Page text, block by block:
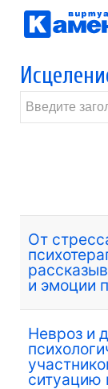
От
и эмоции
Невроз и
ситуацию